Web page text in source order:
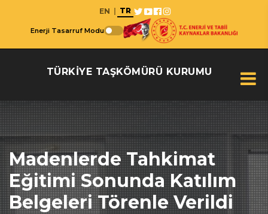
EN TR
Enerji Tasarruf Modu
TÜRKİYE TAŞKÖMÜRÜ KURUMU
Madenlerde Tahkimat
Eğitimi Sonunda Katılım
Belgeleri Törenle Verildi